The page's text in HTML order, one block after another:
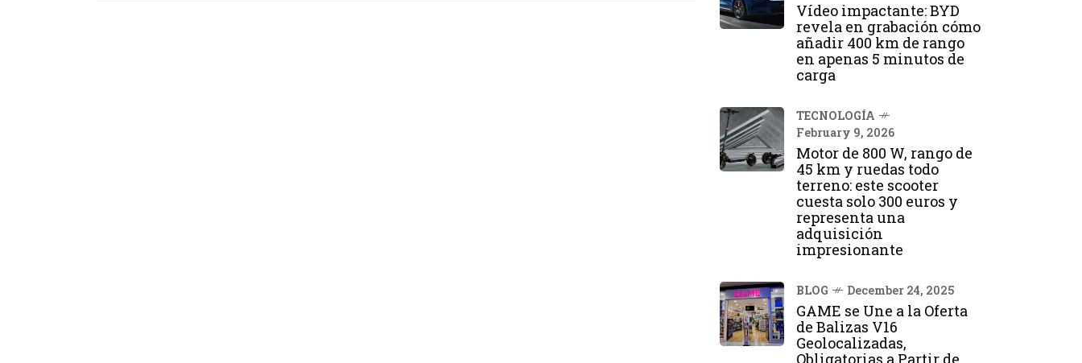
Vídeo impactante: BYD
revela en grabación cómo
añadir 400 km de rango
en apenas 5 minutos de
carga
TECNOLOGÍA
February 9, 2026
Motor de 800 W, rango de
45 km y ruedas todo
terreno: este scooter
cuesta solo 300 euros y
representa una
adquisición
impresionante
BLOG December 24, 2025
GAME se Une a la Oferta
de Balizas V16
Geolocalizadas,
Obligatorias a Partir de